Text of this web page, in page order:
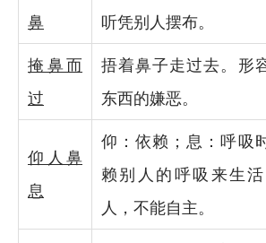
鼻
听凭别人摆布。
掩鼻而
过
捂着鼻子走过去。形
东西的嫌恶。
仰人鼻
息
仰：依赖；息：呼吸
赖别人的呼吸来生
人，不能自主。